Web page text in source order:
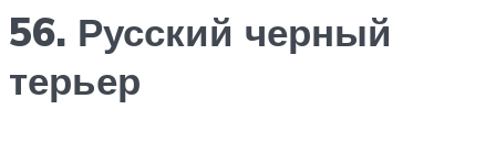
56. Русский черный
терьер